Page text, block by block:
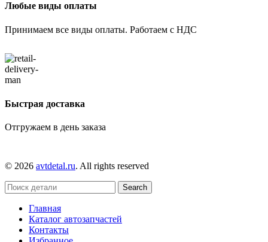
Любые виды оплаты
Принимаем все виды оплаты. Работаем с НДС
Быстрая доставка
Отгружаем в день заказа
© 2026 avtdetal.ru. All rights reserved
Search
Главная
Каталог автозапчастей
Контакты